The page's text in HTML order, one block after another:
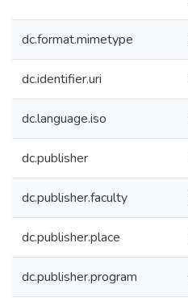
dc.format.mimetype
dc.identifier.uri
dc.language.iso
dc.publisher
dc.publisher.faculty
dc.publisher.place
dc.publisher.program